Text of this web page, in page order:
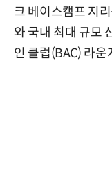
크 베이스캠프 지
와 국내 최대 규모
인 클럽(BAC) 라운